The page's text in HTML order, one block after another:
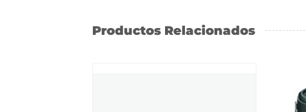
Productos Relacionados